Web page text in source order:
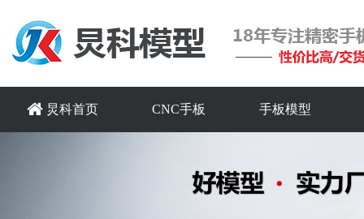
炅科首页 CNC手板 手板模型